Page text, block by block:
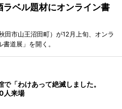
ベル題材にオンライン書
田市山王沼田町）が12月上旬、オンラ
道展」を開く。
で「わけあって絶滅しました。
人来場